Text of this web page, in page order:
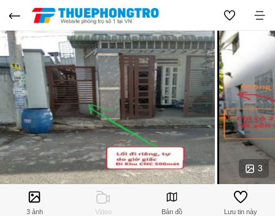
3
3 ảnh Video Bản đồ Lưu tin này